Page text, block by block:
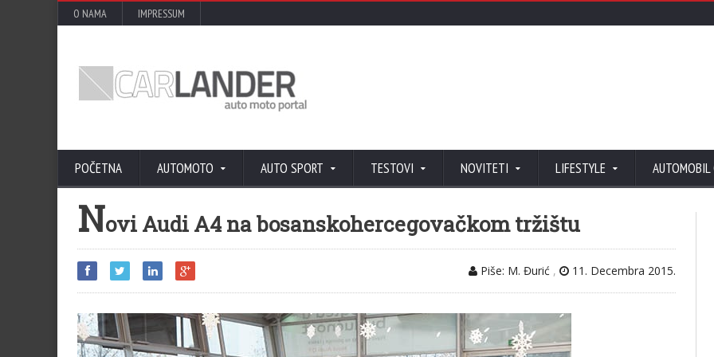
O NAMA IMPRESSUM
POČETNA AUTOMOTO AUTO SPORT TESTOVI NOVITETI LIFESTYLE AUTOMOBIL
Novi Audi A4 na bosanskohercegovačkom tržištu
Piše: M. Đurić , 11. Decembra 2015.